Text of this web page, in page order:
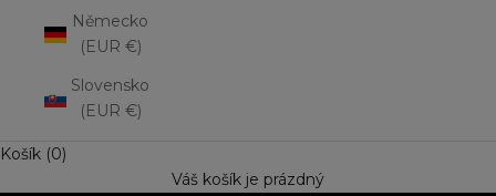
Německo
(EUR €)
Slovensko
(EUR €)
Košík (0)
Váš košík je prázdný